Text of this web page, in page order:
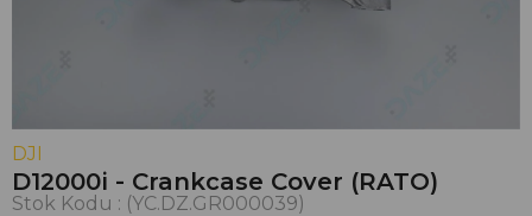
DJI
D12000i - Crankcase Cover (RATO)
Stok Kodu (YC.DZ.GR000039)